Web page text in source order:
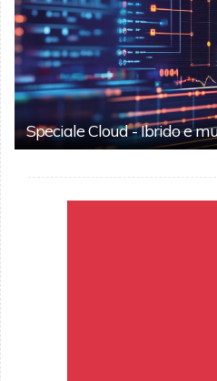
Speciale Cloud - Ibrido e